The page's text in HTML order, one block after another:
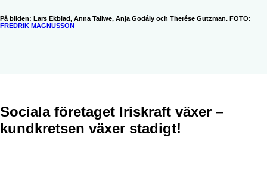
På bilden: Lars Ekblad, Anna Tallwe, Anja Godály och Therése Gutzman. FOTO:
FREDRIK MAGNUSSON
Sociala företaget Iriskraft växer –
kundkretsen växer stadigt!